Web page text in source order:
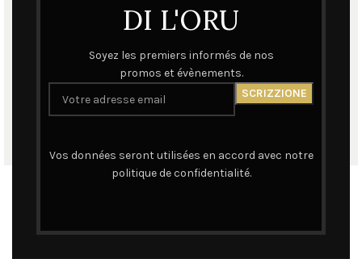
DI L'ORU
Soyez les premiers informés de nos
promos et évènements.
Vos données seront utilisées en accord avec notre
politique de confidentialité.